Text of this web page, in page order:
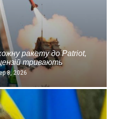
ракету до Patriot,
тривають
8, 2026